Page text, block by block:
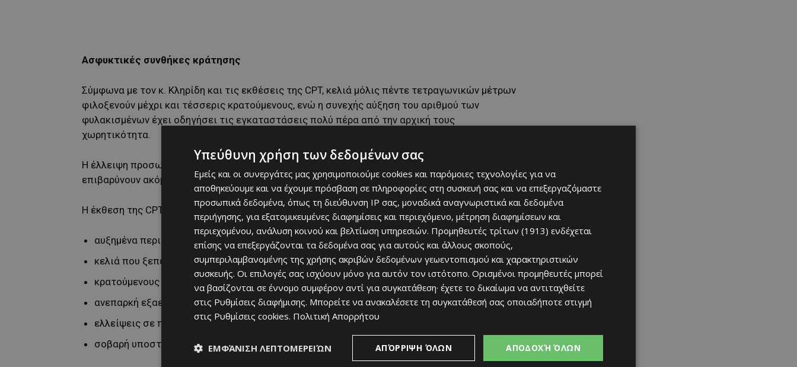
Ασφυκτικές συνθήκες κράτησης
Σύμφωνα με τον κ. Κληρίδη και τις εκθέσεις της CPT, κελιά μόλις πέντε τετραγωνικών μέτρων
φιλοξενούν μέχρι και τέσσερις κρατούμενους, ενώ η συνεχής αύξηση του αριθμού των
φυλακισμένων έχει οδηγήσει τις εγκαταστάσεις πολύ πέρα από την αρχική τους
χωρητικότητα.
Η έλλειψη προσωπικού, αλλά και η περιορισμένη στήριξη από τις ψυχιατρικές υπηρεσίες,
επιβαρύνουν ακόμη περισσότερο την κατάσταση.
Η έκθεση της CPT καταγράφει μεταξύ άλλων:
αυξημένα περιστατικά βίας και επιθέσεων μεταξύ κρατουμένων
κελιά που ξεπερνούν κατά πολύ τη χωρητικότητά τους
κρατούμενους που κοιμούνται σε στρώματα στο πάτωμα ή κάτω από τραπέζια
ανεπαρκή εξαερισμό και συνεχή έκθεση σε καπνό τσιγάρων
ελλείψεις σε προσωπικό επιτήρησης
σοβαρή υποστελέχωση σε νοσηλευτές και ψυχιατρικό προσωπικό
Υπεύθυνη χρήση των δεδομένων σας
Εμείς και οι συνεργάτες μας χρησιμοποιούμε cookies και παρόμοιες τεχνολογίες για να
αποθηκεύουμε και να έχουμε πρόσβαση σε πληροφορίες στη συσκευή σας και να επεξεργαζόμαστε
προσωπικά δεδομένα, όπως τη διεύθυνση IP σας, μοναδικά αναγνωριστικά και δεδομένα
περιήγησης, για εξατομικευμένες διαφημίσεις και περιεχόμενο, μέτρηση διαφημίσεων και
περιεχομένου, ανάλυση κοινού και βελτίωση υπηρεσιών. Προμηθευτές τρίτων (1913) ενδέχεται
επίσης να επεξεργάζονται τα δεδομένα σας για αυτούς και άλλους σκοπούς,
συμπεριλαμβανομένης της χρήσης ακριβών δεδομένων γεωεντοπισμού και χαρακτηριστικών
συσκευής. Οι επιλογές σας ισχύουν μόνο για αυτόν τον ιστότοπο. Ορισμένοι προμηθευτές μπορεί
να βασίζονται σε έννομο συμφέρον αντί για συγκατάθεση· έχετε το δικαίωμα να αντιταχθείτε
στις Ρυθμίσεις διαφήμισης. Μπορείτε να ανακαλέσετε τη συγκατάθεσή σας οποιαδήποτε στιγμή
στις Ρυθμίσεις cookies. Πολιτική Απορρήτου
ΑΠΟΔΟΧΉ ΌΛΩΝ
ΑΠΌΡΡΙΨΗ ΌΛΩΝ
ΕΜΦΆΝΙΣΗ ΛΕΠΤΟΜΕΡΕΙΏΝ